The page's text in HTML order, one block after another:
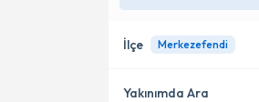
İlçe Merkezefendi
Yakınımda Ara